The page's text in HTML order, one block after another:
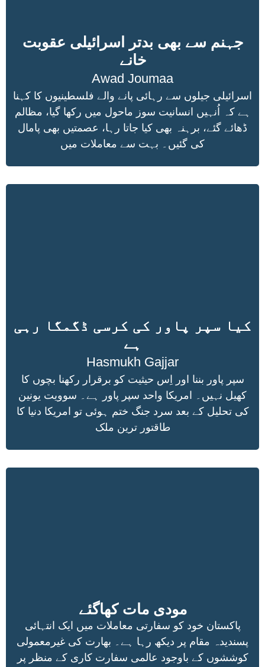
جہنم سے بھی بدتر اسرائیلی عقوبت
خانے
Awad Joumaa
اسرائیلی جیلوں سے رہائی پانے والے فلسطینیوں کا کہنا
ہے کہ اُنہیں انسانیت سوز ماحول میں رکھا گیا، مظالم
ڈھائے گئے، برہنہ بھی کیا جاتا رہا، عصمتیں بھی پامال
کی گئیں۔ بہت سے معاملات میں
کیا سپر پاور کی کرسی ڈگمگا رہی
ہے
Hasmukh Gajjar
سپر پاور بننا اور اِس حیثیت کو برقرار رکھنا بچوں کا
کھیل نہیں۔ امریکا واحد سپر پاور ہے۔ سوویت یونین
کی تحلیل کے بعد سرد جنگ ختم ہوئی تو امریکا دنیا کا
طاقتور ترین ملک
مودی مات کھاگئے
پاکستان خود کو سفارتی معاملات میں ایک انتہائی
پسندیدہ مقام پر دیکھ رہا ہے۔ بھارت کی غیرمعمولی
کوششوں کے باوجود عالمی سفارت کاری کے منظر پر